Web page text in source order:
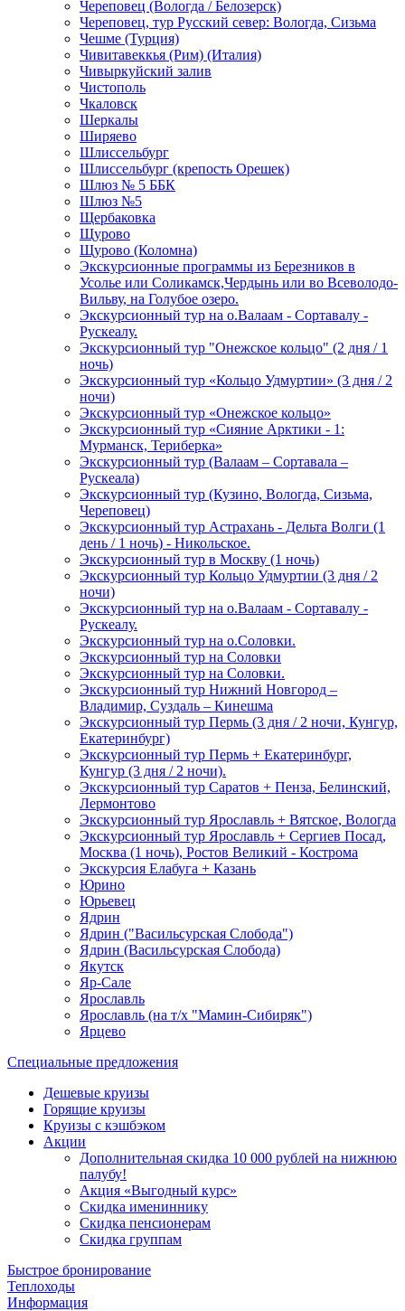
Череповец (Вологда / Белозерск)
Череповец, тур Русский север: Вологда, Сизьма
Чешме (Турция)
Чивитавеккья (Рим) (Италия)
Чивыркуйский залив
Чистополь
Чкаловск
Шеркалы
Ширяево
Шлиссельбург
Шлиссельбург (крепость Орешек)
Шлюз № 5 ББК
Шлюз №5
Щербаковка
Щурово
Щурово (Коломна)
Экскурсионные программы из Березников в
Усолье или Соликамск,Чердынь или во Всеволодо-
Вильву, на Голубое озеро.
Экскурсионный тур на о.Валаам - Сортавалу -
Рускеалу.
Экскурсионный тур "Онежское кольцо" (2 дня / 1
ночь)
Экскурсионный тур «Кольцо Удмуртии» (3 дня / 2
ночи)
Экскурсионный тур «Онежское кольцо»
Экскурсионный тур «Сияние Арктики - 1:
Мурманск, Териберка»
Экскурсионный тур (Валаам – Сортавала –
Рускеала)
Экскурсионный тур (Кузино, Вологда, Сизьма,
Череповец)
Экскурсионный тур Астрахань - Дельта Волги (1
день / 1 ночь) - Никольское.
Экскурсионный тур в Москву (1 ночь)
Экскурсионный тур Кольцо Удмуртии (3 дня / 2
ночи)
Экскурсионный тур на о.Валаам - Сортавалу -
Рускеалу.
Экскурсионный тур на о.Соловки.
Экскурсионный тур на Соловки
Экскурсионный тур на Соловки.
Экскурсионный тур Нижний Новгород –
Владимир, Суздаль – Кинешма
Экскурсионный тур Пермь (3 дня / 2 ночи, Кунгур,
Екатеринбург)
Экскурсионный тур Пермь + Екатеринбург,
Кунгур (3 дня / 2 ночи).
Экскурсионный тур Саратов + Пенза, Белинский,
Лермонтово
Экскурсионный тур Ярославль + Вятское, Вологда
Экскурсионный тур Ярославль + Сергиев Посад,
Москва (1 ночь), Ростов Великий - Кострома
Экскурсия Елабуга + Казань
Юрино
Юрьевец
Ядрин
Ядрин ("Васильсурская Слобода")
Ядрин (Васильсурская Слобода)
Якутск
Яр-Сале
Ярославль
Ярославль (на т/х "Мамин-Сибиряк")
Ярцево
Специальные предложения
Дешевые круизы
Горящие круизы
Круизы с кэшбэком
Акции
Дополнительная скидка 10 000 рублей на нижнюю
палубу!
Акция «Выгодный курс»
Скидка имениннику
Скидка пенсионерам
Скидка группам
Быстрое бронирование
Теплоходы
Информация